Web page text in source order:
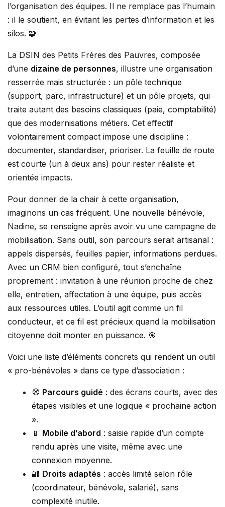
l’organisation des équipes. Il ne remplace pas l’humain
: il le soutient, en évitant les pertes d’information et les
silos. 🧩
La DSIN des Petits Frères des Pauvres, composée
d’une dizaine de personnes, illustre une organisation
resserrée mais structurée : un pôle technique
(support, parc, infrastructure) et un pôle projets, qui
traite autant des besoins classiques (paie, comptabilité)
que des modernisations métiers. Cet effectif
volontairement compact impose une discipline :
documenter, standardiser, prioriser. La feuille de route
est courte (un à deux ans) pour rester réaliste et
orientée impacts.
Pour donner de la chair à cette organisation,
imaginons un cas fréquent. Une nouvelle bénévole,
Nadine, se renseigne après avoir vu une campagne de
mobilisation. Sans outil, son parcours serait artisanal :
appels dispersés, feuilles papier, informations perdues.
Avec un CRM bien configuré, tout s’enchaîne
proprement : invitation à une réunion proche de chez
elle, entretien, affectation à une équipe, puis accès
aux ressources utiles. L’outil agit comme un fil
conducteur, et ce fil est précieux quand la mobilisation
citoyenne doit monter en puissance. 🎯
Voici une liste d’éléments concrets qui rendent un outil
« pro-bénévoles » dans ce type d’association :
🧭 Parcours guidé : des écrans courts, avec des
étapes visibles et une logique « prochaine action
».
📱 Mobile d’abord : saisie rapide d’un compte
rendu après une visite, même avec une
connexion moyenne.
🔐 Droits adaptés : accès limité selon rôle
(coordinateur, bénévole, salarié), sans
complexité inutile.